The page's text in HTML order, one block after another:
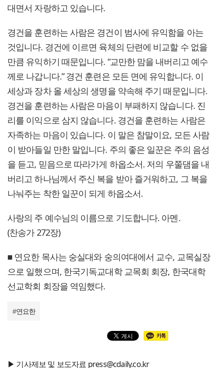
대면서 자랑하고 있습니다.
경건을 훈련하는 사람은 경건이 범사에 유익함을 아는
것입니다. 경건에 이르면 육체의 단련에 비교할 수 없을
만큼 유익하기 때문입니다. “교만한 맘을 내버리고 예수
께로 나갑니다.” 경건 훈련은 모든 면에 유익합니다. 이
세상과 장차 올 세상의 생명을 약속해 주기 때문입니다.
경건을 훈련하는 사람은 마음이 부패하지 않습니다. 진
리를 이익으로 삼지 않습니다. 경건을 훈련하는 사람은
자족하는 마음이 있습니다. 이 말은 참말이요, 모든 사람
이 받아들일 만한 말입니다. 주의 좋은 일꾼은 주의 음성
을 듣고, 믿음으로 따라가게 하옵소서. 저의 우쭐댐을 내
버리고 하나님께서 주신 복을 받아 즐거워하고, 그 복을
나눠주는 착한 일꾼이 되게 하옵소서.
사랑의 주 예수님의 이름으로 기도합니다. 아멘.
(찬송가 272장)
■ 연요한 목사는 숭실대와 숭의여대에서 교수, 교목실장
으로 일했으며, 한국기독교대학 교목회 회장, 한국대학
선교학회 회장을 역임했다.
#연요한
▶ 기사제보 및 보도자료 press@cdaily.co.kr